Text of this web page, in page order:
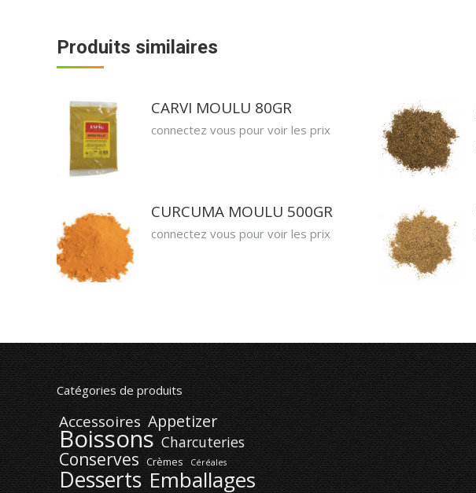
Produits similaires
CARVI MOULU 80GR
connectez vous pour voir les prix
CURCUMA MOULU 500GR
connectez vous pour voir les prix
Catégories de produits
Accessoires Appetizer
Boissons Charcuteries
Conserves Crèmes Céréales
Desserts Emballages